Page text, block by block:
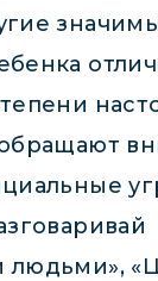
людьми»,